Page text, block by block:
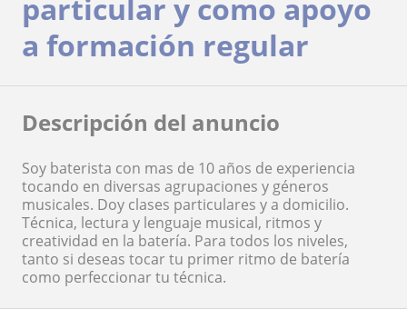
particular y como apoyo
a formación regular
Descripción del anuncio
Soy baterista con mas de 10 años de experiencia
tocando en diversas agrupaciones y géneros
musicales. Doy clases particulares y a domicilio.
Técnica, lectura y lenguaje musical, ritmos y
creatividad en la batería. Para todos los niveles,
tanto si deseas tocar tu primer ritmo de batería
como perfeccionar tu técnica.